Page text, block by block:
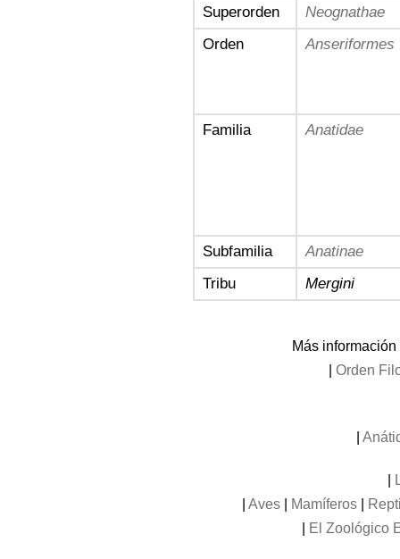
Superorden
Neognathae
Orden
Anseriformes
Familia Anatidae
Subfamilia
Anatinae
Tribu
Mergini
Más
Orden
Aves| Mamíferos|
El Zoológico